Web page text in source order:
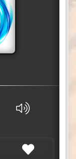
Via dello
16
di
scherma,
strutturata,
per
eventuali
c’è stato